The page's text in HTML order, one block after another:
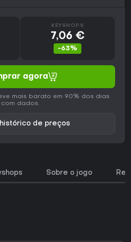
KEYSHOPS
7,06 €
-63%
agora
mais barato em 90% dos dias
com dados.
de preços
Sobre o jogo